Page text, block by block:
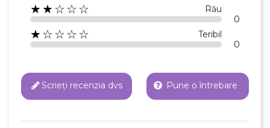
★★☆☆☆ Rău
0
★☆☆☆☆ Teribil
0
Scrieți recenzia dvs Pune o întrebare